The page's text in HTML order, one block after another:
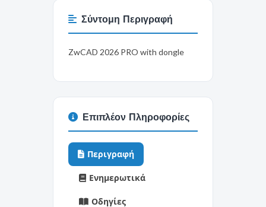
Σύντομη Περιγραφή
ZwCAD 2026 PRO with dongle
Επιπλέον Πληροφορίες
Περιγραφή
Ενημερωτικά
Οδηγίες